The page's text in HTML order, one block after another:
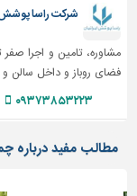
سازی
نما
و
تاسیسات
شرکت راسا پوشش
مشاوره، تامین و اجرا
فضای روباز و داخل سالن
۰۹۳۷۳۸۵۳۲۲۳
مطالب مفید درباره